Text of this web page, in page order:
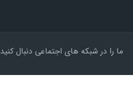
ما را در شبکه های اجتماعی دنبال کنید